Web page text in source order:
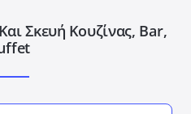
Σκευή Κουζίνας, Bar,